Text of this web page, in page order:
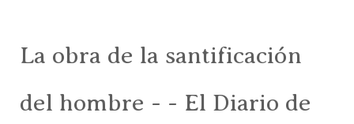
La obra de la santificación
del hombre - - El Diario de